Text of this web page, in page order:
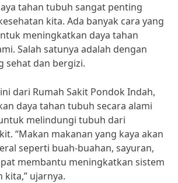
tahan tubuh sangat penting
kita. Ada banyak cara yang
meningkatkan daya tahan
Salah satunya adalah dengan
sehat dan bergizi.
dari Rumah Sakit Pondok Indah,
daya tahan tubuh secara alami
melindungi tubuh dari
“Makan makanan yang kaya akan
seperti buah-buahan, sayuran,
membantu meningkatkan sistem
kita,” ujarnya.